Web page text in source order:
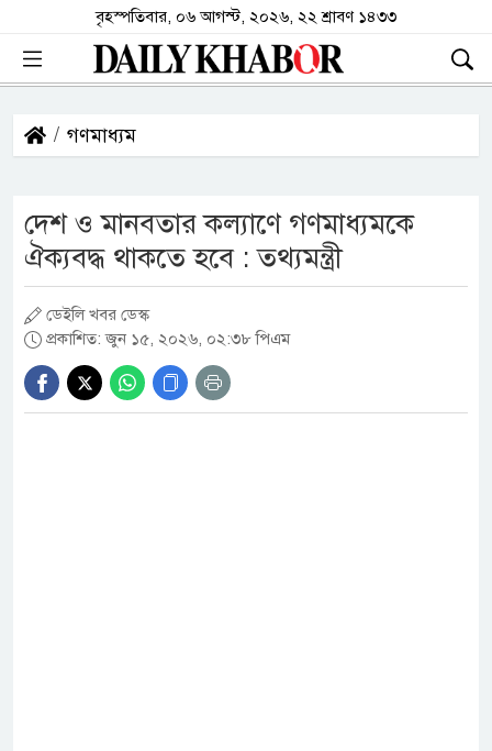
বৃহস্পতিবার, ০৬ আগস্ট, ২০২৬, ২২ শ্রাবণ ১৪৩৩
গণমাধ্যম
দেশ ও মানবতার কল্যাণে গণমাধ্যমকে
ঐক্যবদ্ধ থাকতে হবে : তথ্যমন্ত্রী
ডেইলি খবর ডেস্ক
প্রকাশিত: জুন ১৫, ২০২৬, ০২:৩৮ পিএম